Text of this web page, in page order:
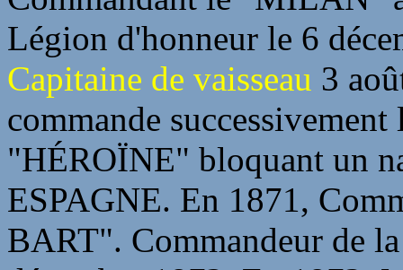
Légion d'honneur le 6
Capitaine de vaisseau 3
commande
"HÉROÏNE" bloquant un
ESPAGNE. En 1871,
BART". Commandeur de